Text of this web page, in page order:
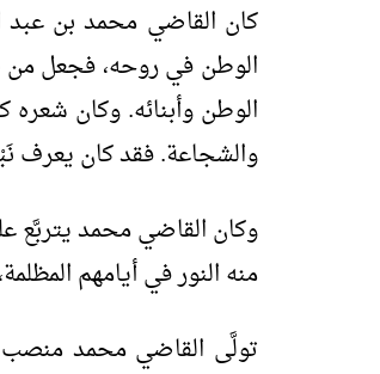
كان القاضي محمد بن عبد
الوطن في روحه، فجعل من
الوطن وأبنائه. وكان
والشجاعة. فقد كان
وكان القاضي محمد يتربَّع
منه النور في أيامهم
تولَّى القاضي محمد منصب